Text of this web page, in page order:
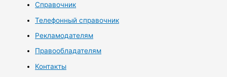
Справочник
Телефонный справочник
Рекламодателям
Правообладателям
Контакты